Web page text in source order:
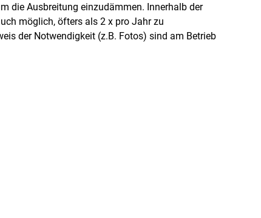
die Ausbreitung einzudämmen. Innerhalb der
möglich, öfters als 2 x pro Jahr zu
der Notwendigkeit (z.B. Fotos) sind am Betrieb